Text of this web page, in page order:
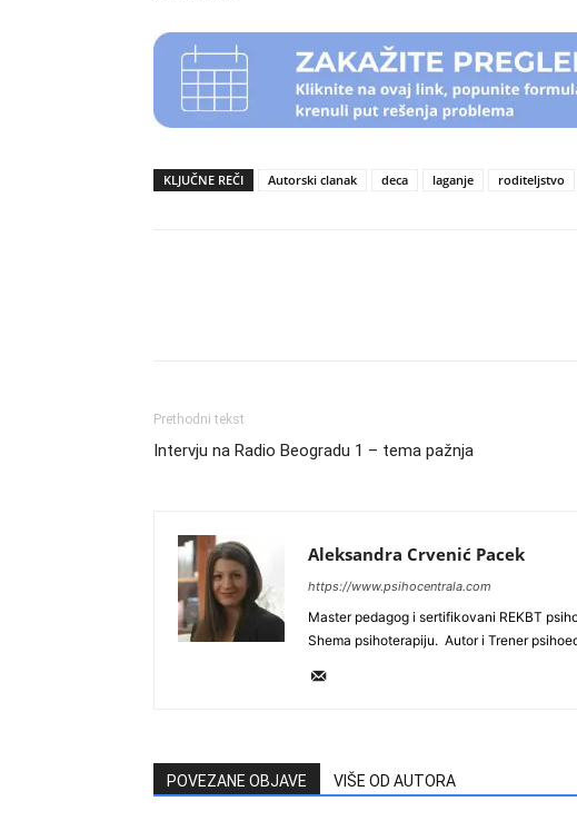
KLJUČNE REČI Autorski clanak deca laganje roditeljstvo
Prethodni tekst
Intervju na Radio Beogradu 1 – tema pažnja
Aleksandra Crvenić Pacek
https://www.psihocentrala.com
Master pedagog i sertifikovani REKBT
Shema psihoterapiju. Autor i Trener
POVEZANE OBJAVE VIŠE OD AUTORA